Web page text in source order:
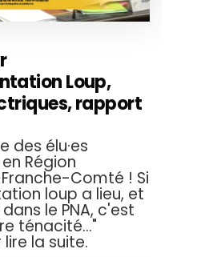
Loup,
rapport
des élu·es
Région
Comté ! Si
loup a lieu, et
le PNA, c'est
ténacité..."
la suite.